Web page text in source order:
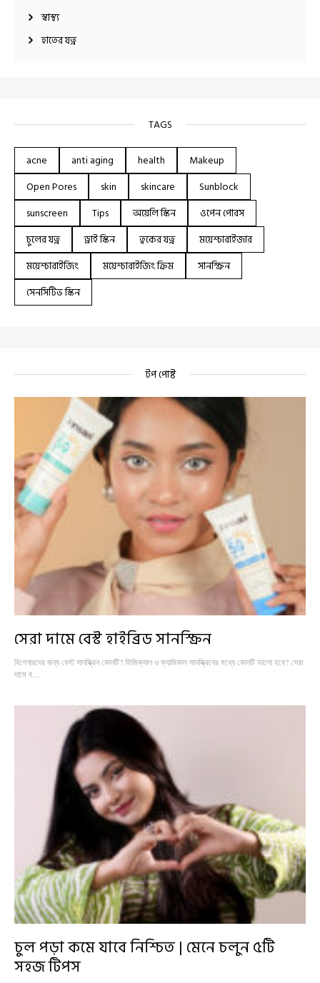
স্বাস্থ্য
হাতের যত্ন
TAGS
acne anti aging health
Makeup
Open Pores
skin skincare
Sunblock
sunscreen
Tips অয়েলি স্কিন
ওপেন পোরস
চুলের যত্ন
ড্রাই স্কিন ত্বকের যত্ন
ময়েশ্চারাইজার
ময়েশ্চারাইজিং
ময়েশ্চারাইজিং ক্রিম
সানস্ক্রিন
সেনসিটিভ স্কিন
টপ পোষ্ট
সেরা দামে বেস্ট হাইব্রিড সানস্ক্রিন
বিগেনারদের জন্য বেস্ট সানস্ক্রিন কোনটি? ফিজিক্যাল ও ক্যামিকাল সানস্ক্রিনের মধ্যে কোনটি ভালো হবে? সেরা
দামে ব…
চুল পড়া কমে যাবে নিশ্চিত | মেনে চলুন ৫টি
সহজ টিপস